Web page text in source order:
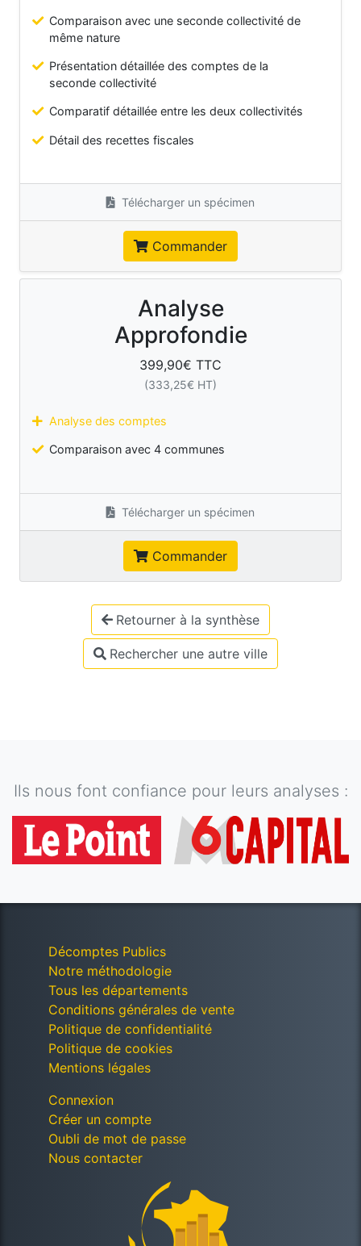
Comparaison avec une seconde collectivité de
même nature
Présentation détaillée des comptes de la
seconde collectivité
Comparatif détaillée entre les deux collectivités
Détail des recettes fiscales
Télécharger un spécimen
Commander
Analyse
Approfondie
399,90€ TTC
(333,25€ HT)
Analyse des comptes
Comparaison avec 4 communes
Télécharger un spécimen
Commander
Retourner à la synthèse
Rechercher une autre ville
Ils nous font confiance pour leurs analyses :
Décomptes Publics
Notre méthodologie
Tous les départements
Conditions générales de vente
Politique de confidentialité
Politique de cookies
Mentions légales
Connexion
Créer un compte
Oubli de mot de passe
Nous contacter